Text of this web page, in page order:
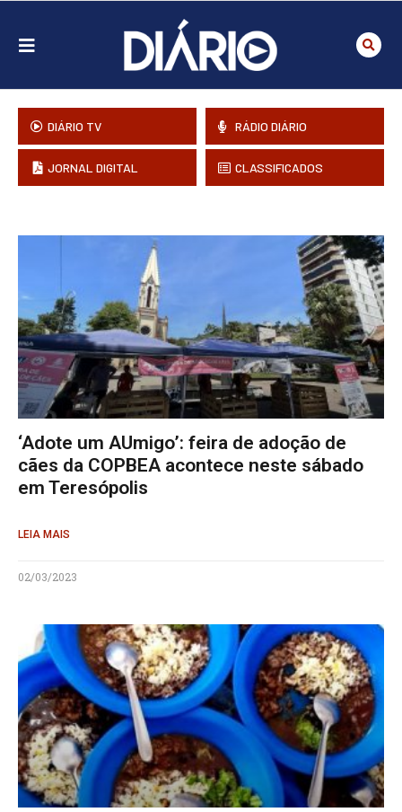
DIÁRIO TV RÁDIO DIÁRIO
JORNAL DIGITAL CLASSIFICADOS
‘Adote um AUmigo’: feira de adoção de
cães da COPBEA acontece neste sábado
em Teresópolis
LEIA MAIS
02/03/2023